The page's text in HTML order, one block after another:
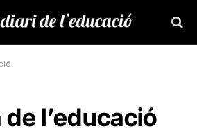
l’educació